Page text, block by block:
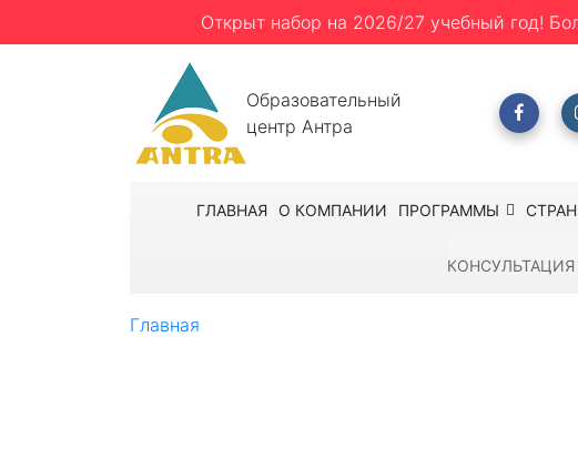
Открыт набор на 2026/27 учебный год!
Образовательный
центр Антра
ГЛАВНАЯ О КОМПАНИИ ПРОГРАММЫ
Главная